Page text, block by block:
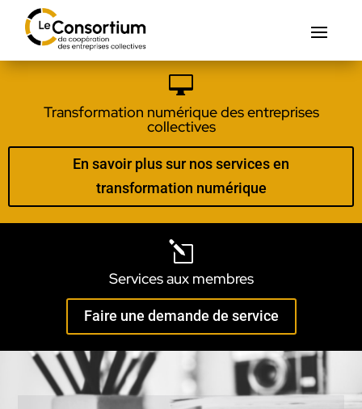

Transformation numérique des entreprises
collectives
En savoir plus sur nos services en
transformation numérique
l
Services aux membres
Faire une demande de service